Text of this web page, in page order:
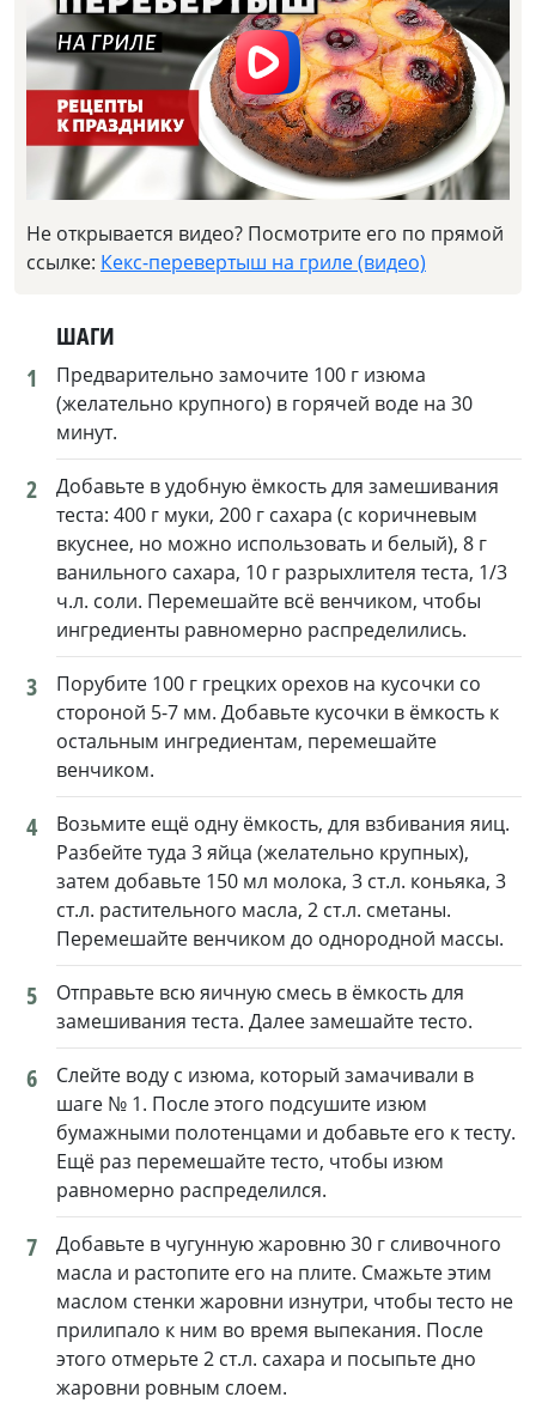
Не открывается видео? Посмотрите его по прямой
ссылке: Кекс-перевертыш на гриле (видео)
ШАГИ
1
Предварительно замочите 100 г изюма
(желательно крупного) в горячей воде на 30
минут.
2
Добавьте в удобную ёмкость для замешивания
теста: 400 г муки, 200 г сахара (с коричневым
вкуснее, но можно использовать и белый), 8 г
ванильного сахара, 10 г разрыхлителя теста, 1/3
ч.л. соли. Перемешайте всё венчиком, чтобы
ингредиенты равномерно распределились.
3
Порубите 100 г грецких орехов на кусочки со
стороной 5-7 мм. Добавьте кусочки в ёмкость к
остальным ингредиентам, перемешайте
венчиком.
4
Возьмите ещё одну ёмкость, для взбивания яиц.
Разбейте туда 3 яйца (желательно крупных),
затем добавьте 150 мл молока, 3 ст.л. коньяка, 3
ст.л. растительного масла, 2 ст.л. сметаны.
Перемешайте венчиком до однородной массы.
5
Отправьте всю яичную смесь в ёмкость для
замешивания теста. Далее замешайте тесто.
6
Слейте воду с изюма, который замачивали в
шаге № 1. После этого подсушите изюм
бумажными полотенцами и добавьте его к тесту.
Ещё раз перемешайте тесто, чтобы изюм
равномерно распределился.
7
Добавьте в чугунную жаровню 30 г сливочного
масла и растопите его на плите. Смажьте этим
маслом стенки жаровни изнутри, чтобы тесто не
прилипало к ним во время выпекания. После
этого отмерьте 2 ст.л. сахара и посыпьте дно
жаровни ровным слоем.